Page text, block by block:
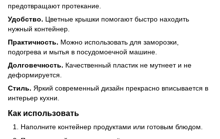
предотвращают протекание.
Удобство. Цветные крышки помогают быстро находить
нужный контейнер.
Практичность. Можно использовать для заморозки,
подогрева и мытья в посудомоечной машине.
Долговечность. Качественный пластик не мутнеет и не
деформируется.
Стиль. Яркий современный дизайн прекрасно вписывается в
интерьер кухни.
Как использовать
Наполните контейнер продуктами или готовым блюдом.